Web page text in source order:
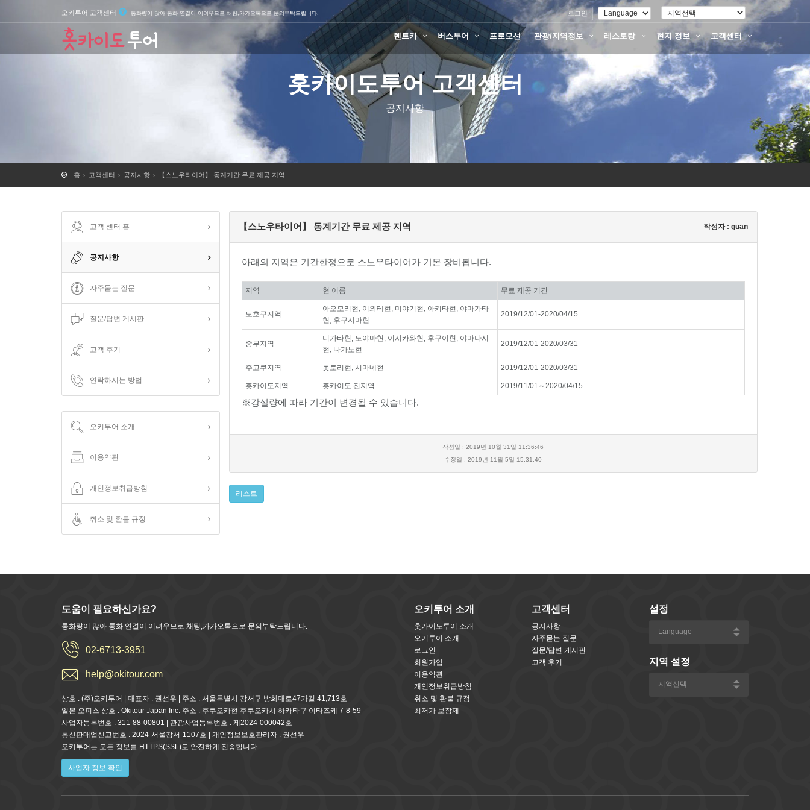
오키투어 고객센터 통화량이 많아 통화 연결이 어려우므로 채팅,카카오톡으로 문의부탁드립니다. 로그인
렌트카 버스투어 프로모션 관광/지역정보 레스토랑 현지 정보 고객센터
홋카이도투어 고객센터
공지사항
홈 고객센터 공지사항 【스노우타이어】 동계기간 무료 제공 지역
고객 센터 홈
공지사항
자주묻는 질문
질문/답변 게시판
고객 후기
연락하시는 방법
오키투어 소개
이용약관
개인정보취급방침
취소 및 환불 규정
【스노우타이어】 동계기간 무료 제공 지역 작성자 : guan
아래의 지역은 기간한정으로 스노우타이어가 기본 장비됩니다.
지역 현 이름 무료 제공 기간
도호쿠지역
아오모리현, 이와테현, 미야기현, 아키타현, 야마가타
현, 후쿠시마현
2019/12/01-2020/04/15
중부지역
니가타현, 도야마현, 이시카와현, 후쿠이현, 야마나시
현, 나가노현
2019/12/01-2020/03/31
주고쿠지역 돗토리현, 시마네현 2019/12/01-2020/03/31
홋카이도지역 홋카이도 전지역 2019/11/01～2020/04/15
※강설량에 따라 기간이 변경될 수 있습니다.
작성일 : 2019년 10월 31일 11:36:46
수정일 : 2019년 11월 5일 15:31:40
리스트
도움이 필요하신가요?
통화량이 많아 통화 연결이 어려우므로 채팅,카카오톡으로 문의부탁드립니다.
02-6713-3951
help@okitour.com
상호 : (주)오키투어 | 대표자 : 권선우 | 주소 : 서울특별시 강서구 방화대로47가길 41,713호
일본 오피스 상호 : Okitour Japan Inc. 주소 : 후쿠오카현 후쿠오카시 하카타구 이타즈케 7-8-59
사업자등록번호 : 311-88-00801 | 관광사업등록번호 : 제2024-000042호
통신판매업신고번호 : 2024-서울강서-1107호 | 개인정보보호관리자 : 권선우
오키투어는 모든 정보를 HTTPS(SSL)로 안전하게 전송합니다.
사업자 정보 확인
오키투어 소개
홋카이도투어 소개
오키투어 소개
로그인
회원가입
이용약관
개인정보취급방침
취소 및 환불 규정
최저가 보장제
고객센터
공지사항
자주묻는 질문
질문/답변 게시판
고객 후기
설정
지역 설정